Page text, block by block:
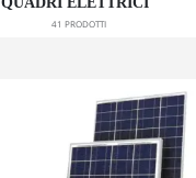
41 PRODOTTI